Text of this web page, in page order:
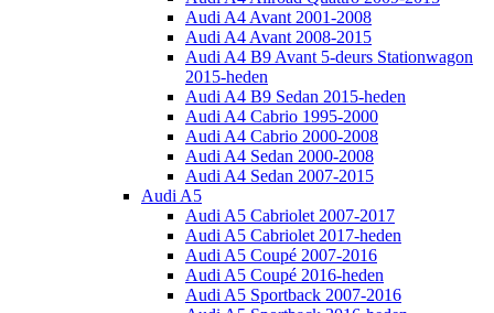
Audi A4 Avant 2001-2008
Audi A4 Avant 2008-2015
Audi A4 B9 Avant 5-deurs Stationwagon
2015-heden
Audi A4 B9 Sedan 2015-heden
Audi A4 Cabrio 1995-2000
Audi A4 Cabrio 2000-2008
Audi A4 Sedan 2000-2008
Audi A4 Sedan 2007-2015
Audi A5
Audi A5 Cabriolet 2007-2017
Audi A5 Cabriolet 2017-heden
Audi A5 Coupé 2007-2016
Audi A5 Coupé 2016-heden
Audi A5 Sportback 2007-2016